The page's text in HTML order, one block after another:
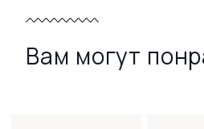
Вам могут